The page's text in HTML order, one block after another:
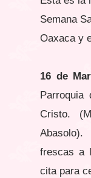
Semana
Oaxaca y
16 de
Cristo.
frescas a
cita para